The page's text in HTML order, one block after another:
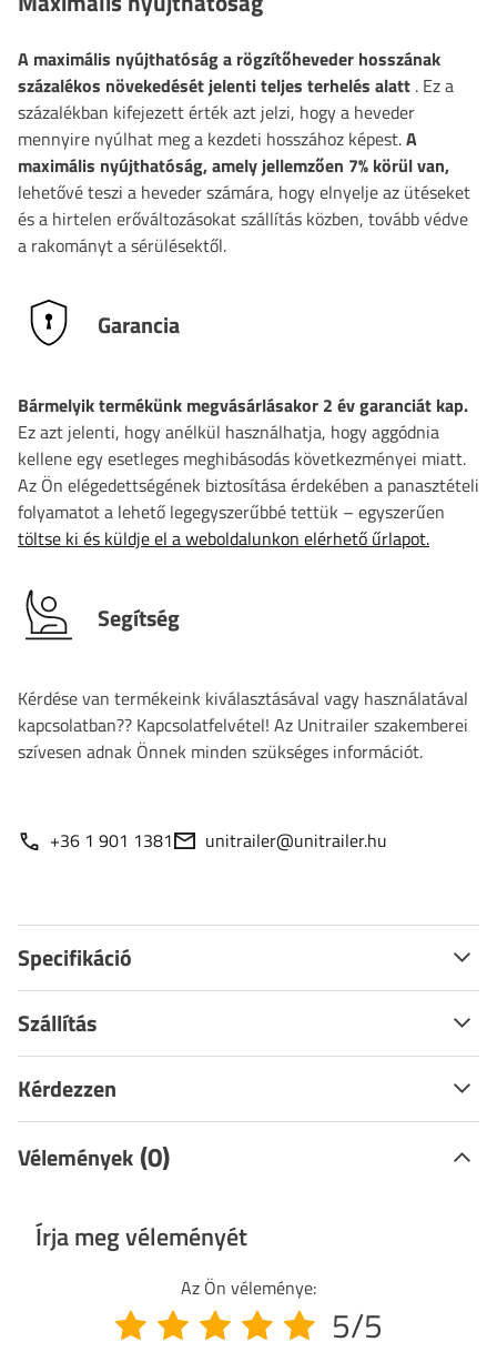
A maximális nyújthatósága rögzítőheveder hosszának
százalékos növekedését jelenti teljes terhelés alatt . Ez a
százalékban kifejezett érték azt jelzi, hogy a heveder
mennyire nyúlhat meg a kezdeti hosszához képest.A
maximális nyújthatóság, amely jellemzően 7% körül van,
lehetővé teszi a heveder számára, hogy elnyelje az ütéseket
és a hirtelen erőváltozásokat szállítás közben, tovább védve
a rakományt a sérülésektől.
Garancia
Bármelyik termékünk megvásárlásakor 2 év garanciát kap.
Ez azt jelenti, hogy anélkül használhatja, hogy aggódnia
kellene egy esetleges meghibásodás következményei miatt.
Az Ön elégedettségének biztosítása érdekében a panasztételi
folyamatot a lehető legegyszerűbbé tettük – egyszerűen
töltse ki és küldje el a weboldalunkon elérhető űrlapot.
Segítség
Kérdése van termékeink kiválasztásával vagy használatával
kapcsolatban?? Kapcsolatfelvétel! Az Unitrailer szakemberei
szívesen adnak Önnek minden szükséges információt.
+36 1 901 1381 unitrailer@unitrailer.hu
Specifikáció
Szállítás
Kérdezzen
Vélemények (0)
Írja meg véleményét
Az Ön véleménye:
5/5